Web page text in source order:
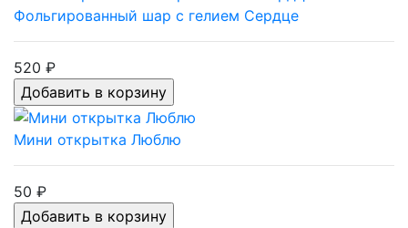
Фольгированный шар с гелием Сердце
520 ₽
Мини открытка Люблю
50 ₽